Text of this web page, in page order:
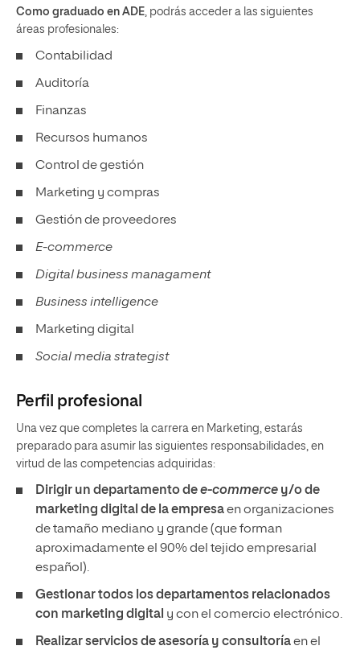
Como graduado en ADE, podrás acceder a las siguientes
áreas profesionales:
Contabilidad
Auditoría
Finanzas
Recursos humanos
Control de gestión
Marketing y compras
Gestión de proveedores
E-commerce
Digital business managament
Business intelligence
Marketing digital
Social media strategist
Perfil profesional
Una vez que completes la carrera en Marketing, estarás
preparado para asumir las siguientes responsabilidades, en
virtud de las competencias adquiridas:
Dirigir un departamento dee-commerce y/o de
marketing digital de la empresaen organizaciones
de tamaño mediano y grande (que forman
aproximadamente el 90% del tejido empresarial
español).
Gestionar todos los departamentos relacionados
con marketing digital y con el comercio electrónico.
Realizar servicios de asesoría y consultoríaen el